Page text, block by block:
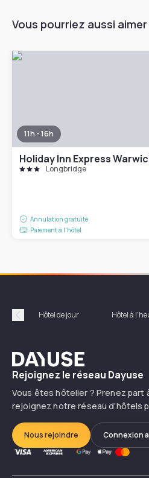
Vous pourriez aussi aimer
11h - 16h
Longbridge
Annulation gratuite
Paiement à l'hôtel
Précédent
Hôtel de jour Hôtel à
Dayuse
Rejoignez le réseau Dayuse
Vous êtes hôtelier ? Prenez part
rejoignez notre réseau d’hôtels
Nous rejoindre Connexion